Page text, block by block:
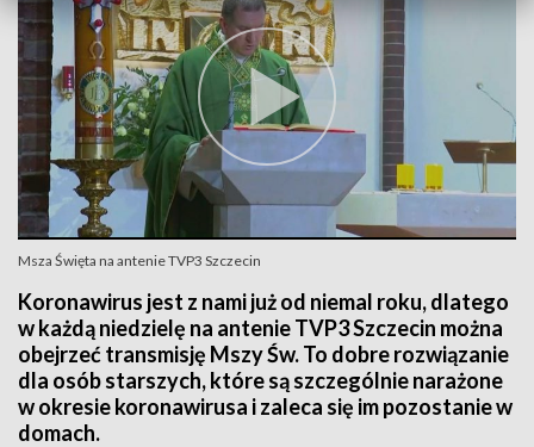
Msza Święta na antenie TVP3 Szczecin
Koronawirus jest z nami już od niemal roku, dlatego
w każdą niedzielę na antenie TVP3 Szczecin można
obejrzeć transmisję Mszy Św. To dobre rozwiązanie
dla osób starszych, które są szczególnie narażone
w okresie koronawirusa i zaleca się im pozostanie w
domach.